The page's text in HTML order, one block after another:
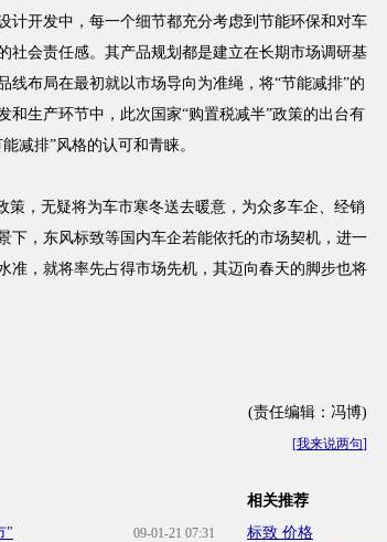
计开发中，每一个细节都充分考虑到节能环保和对车
社会责任感。其产品规划都是建立在长期市场调研基
线布局在最初就以市场导向为准绳，将“节能减排”的
和生产环节中，此次国家“购置税减半”政策的出台有
减排”风格的认可和青睐。
，无疑将为车市寒冬送去暖意，为众多车企、经销
下，东风标致等国内车企若能依托的市场契机，进一
准，就将率先占得市场先机，其迈向春天的脚步也将
(责任编辑：冯博)
[我来说两句]
09-01-21 07:31
"
相关推荐
标致 价格